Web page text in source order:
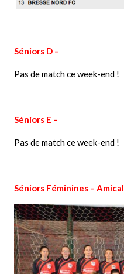
Séniors D –
Pas dematchce week-end !
Séniors E –
Pas de match ce week-end !
Séniors Féminines – Amical